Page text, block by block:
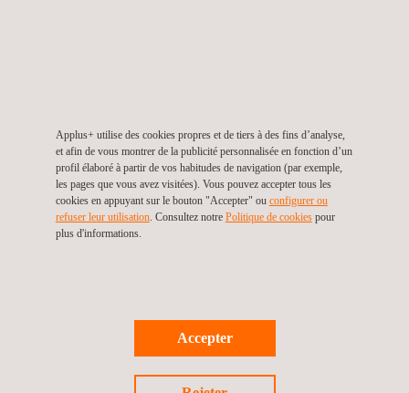
Pour ce qui est du reste, soyez vous-même ! Nous adorons les
personnes transparentes et qui s’unissent à l’équipe.
Développement de talent
Applus+ utilise des cookies propres et de tiers à des fins d’analyse,
et afin de vous montrer de la publicité personnalisée en fonction d’un
profil élaboré à partir de vos habitudes de navigation (par exemple,
les pages que vous avez visitées). Vous pouvez accepter tous les
cookies en appuyant sur le bouton "Accepter" ou configurer ou
refuser leur utilisation. Consultez notre Politique de cookiespour
plus d'informations.
Accepter